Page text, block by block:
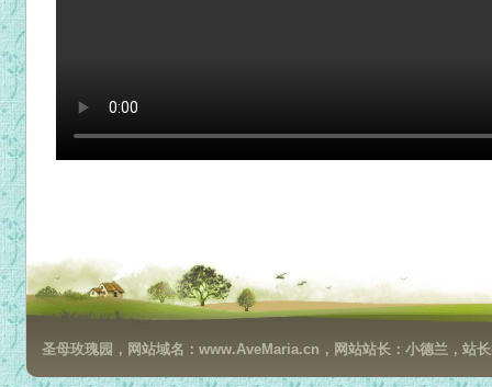
圣母玫瑰园，网站域名：www.AveMaria.cn，网站站长：小德兰，